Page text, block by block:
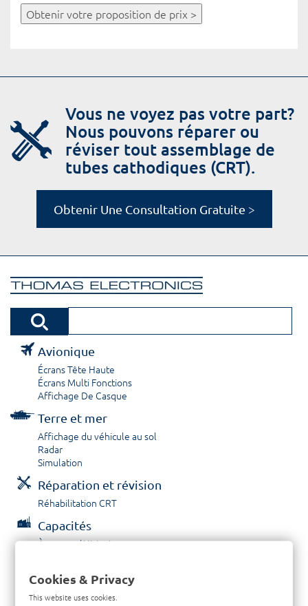
Obtenir votre proposition de prix >
Vous ne voyez pas votre part?
Nous pouvons réparer ou
réviser tout assemblage de
tubes cathodiques (CRT).
Obtenir Une Consultation Gratuite >
Avionique
Écrans Tête Haute
Écrans Multi Fonctions
Affichage De Casque
Terre et mer
Affichage du véhicule au sol
Radar
Simulation
Réparation et révision
Réhabilitation CRT
Capacités
À propos / Historique
Contactez nous
Cookies & Privacy
This website uses cookies.